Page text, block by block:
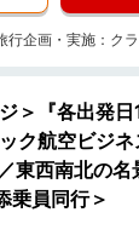
行企画・実施：ク
＞『各出発
ク航空ビジ
東西南北の
乗員同行＞